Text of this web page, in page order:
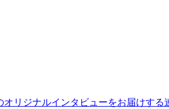
リジナルインタビューをお届けする